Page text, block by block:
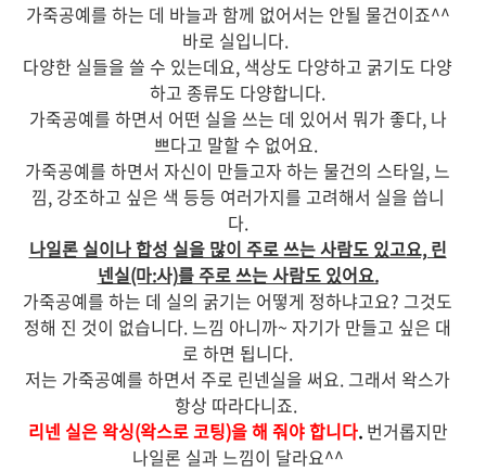
가죽공예를 하는 데 바늘과 함께 없어서는 안될 물건이죠^^
바로 실입니다.
다양한 실들을 쓸 수 있는데요, 색상도 다양하고 굵기도 다양
하고 종류도 다양합니다.
가죽공예를 하면서 어떤 실을 쓰는 데 있어서 뭐가 좋다, 나
쁘다고 말할 수 없어요.
가죽공예를 하면서 자신이 만들고자 하는 물건의 스타일, 느
낌, 강조하고 싶은 색 등등 여러가지를 고려해서 실을 씁니
다.
나일론 실이나 합성 실을 많이 주로 쓰는 사람도 있고요, 린
넨실(마:사)를 주로 쓰는 사람도 있어요.
가죽공예를 하는 데 실의 굵기는 어떻게 정하냐고요? 그것도
정해 진 것이 없습니다. 느낌 아니까~ 자기가 만들고 싶은 대
로 하면 됩니다.
저는 가죽공예를 하면서 주로 린넨실을 써요. 그래서 왁스가
항상 따라다니죠.
리넨 실은 왁싱(왁스로 코팅)을 해 줘야 합니다.번거롭지만
나일론 실과 느낌이 달라요^^